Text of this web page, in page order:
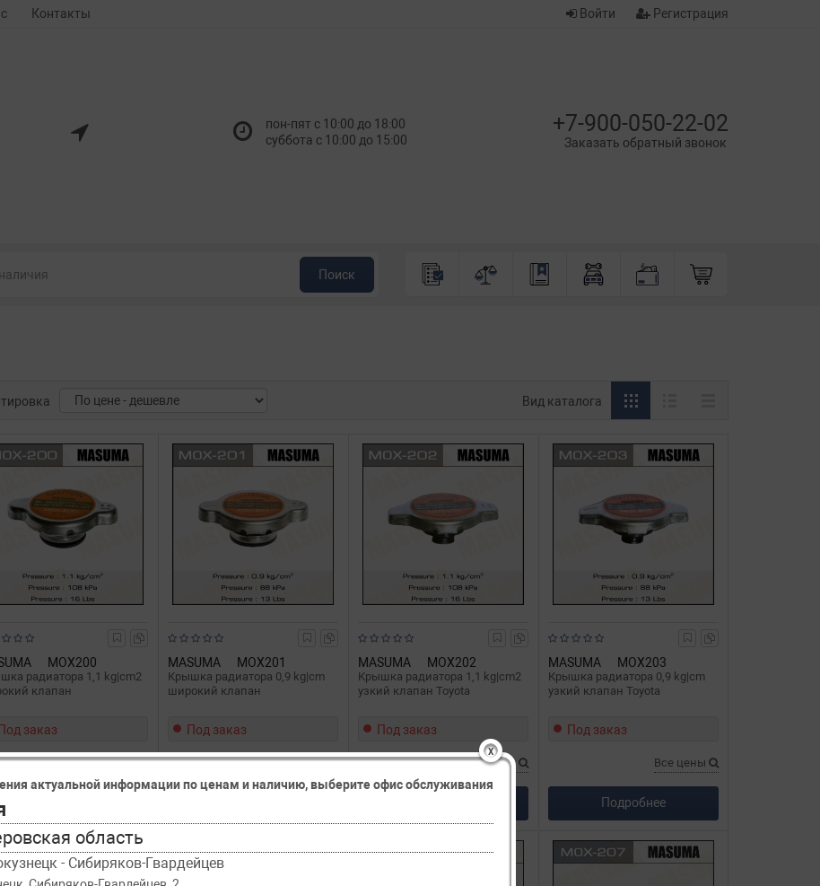
X
актуальной информации по ценам и наличию, выберите офис обслуживания
область
- Сибиряков-Гвардейцев
Контакты Войти Регистрация
пон-пят с 10:00 до 18:00
суббота с 10:00 до 15:00
+7-900-050-22-02
Заказать обратный звонок
Поиск
Вид каталога
MOX200
радиатора 1,1 kg|cm2
клапан
Под заказ
Все цены
MASUMA MOX201
Крышка радиатора 0,9 kg|cm
широкий клапан
Под заказ
Все цены
MASUMA MOX202
Крышка радиатора 1,1 kg|cm2
узкий клапан Toyota
Под заказ
Все цены
MASUMA MOX203
Крышка радиатора 0,9 kg|cm
узкий клапан Toyota
Под заказ
Все цены
Подробнее